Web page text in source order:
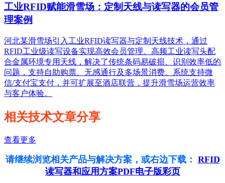
工业RFID赋能滑雪场：定制天线与读写器的会员管
理案例
河北某滑雪场引入工业RFID读写器与定制天线技术，通过
RFID工业级读写设备实现高效会员管理。高频工业读写头配
合金属环境专用天线，解决了传统条码易破损、识别效率低的
问题，支持自助购票、无感通行及多场景消费。系统支持微
信/支付宝支付，并可扩展至酒店联营，提升滑雪场运营效率
与客户体验。
相关技术文章分享
查看更多
请继续浏览相关产品与解决方案，或右边下载： RFID
读写器和应用方案PDF电子版彩页